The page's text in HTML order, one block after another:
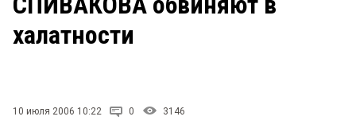
ЗАКОН
НОВОСТИ КОМПАНИЙ
Рейтинги
халатности
10 июля 2006 10:22 0 3146